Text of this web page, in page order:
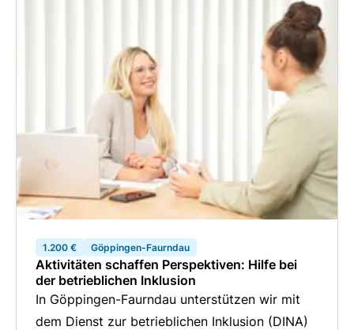
1.200 € Göppingen-Faurndau
Aktivitäten schaffen Perspektiven: Hilfe bei
der betrieblichen Inklusion
In Göppingen-Faurndau unterstützen wir mit
dem Dienst zur betrieblichen Inklusion (DINA)